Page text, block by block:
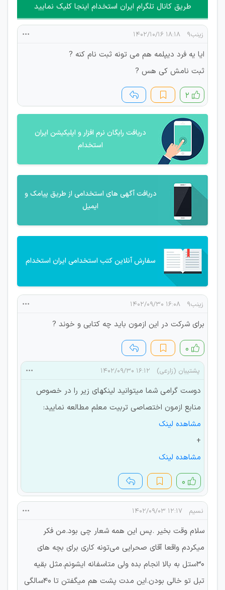
طریق کانال تلگرام ایران استخدام اینجا کلیک نمایید
زینب۹ ۱۸:۱۸ ۱۴۰۲/۱۰/۱۶
ایا یه فرد دیپلمه هم می تونه ثبت نام کنه ?
ثبت نامش کی هس ?
۲
دریافت رایگان نرم افزار و اپلیکیشن ایران
استخدام
دریافت آگهی های استخدامی از طریق پیامک و
ایمیل
سفارش آنلاین کتب استخدامی ایران استخدام
زینب۹ ۱۶:۰۸ ۱۴۰۲/۰۹/۳۰
برای شرکت در این ازمون باید چه کتابی و خوند ?
۰
پشتیبان (زارعی) ۱۶:۱۲ ۱۴۰۲/۰۹/۳۰
دوست گرامی شما میتوانید لینکهای زیر را در خصوص
منابع ازمون اختصاصی تربیت معلم مطالعه نمایید:
مشاهده لینک
+
مشاهده لینک
۰
نسیم ۱۲:۱۷ ۱۴۰۲/۰۹/۰۳
سلام وقت بخیر .پس این همه شعار چی بود.من فکر
میکردم واقعا آقای صحرایی می‌تونه کاری برای بچه های
۳۰ستل به بالا انجام بده ولی متاسفانه ایشونم.مثل بقیه
تبل تو خالی بودن.این مدت پشت هم میگفتن تا ۴۰سالگی